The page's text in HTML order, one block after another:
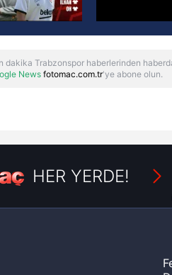
dakika Trabzonspor haberlerinden
Newsfotomac.com.tr'ye abone olun.
HER YERDE!